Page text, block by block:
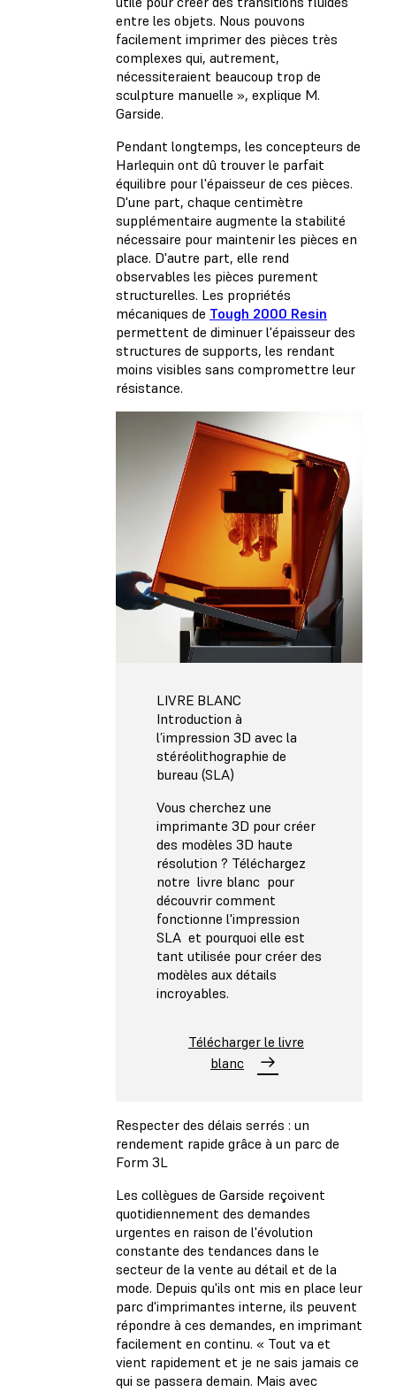
entre les objets. Nous pouvons
facilement imprimer des pièces très
complexes qui, autrement,
nécessiteraient beaucoup trop de
sculpture manuelle », explique M.
Garside.
Pendant longtemps, les concepteurs de
Harlequin ont dû trouver le parfait
équilibre pour l'épaisseur de ces pièces.
D'une part, chaque centimètre
supplémentaire augmente la stabilité
nécessaire pour maintenir les pièces en
place. D'autre part, elle rend
observables les pièces purement
structurelles. Les propriétés
mécaniques de Tough 2000 Resin
permettent de diminuer l'épaisseur des
structures de supports, les rendant
moins visibles sans compromettre leur
résistance.
LIVRE BLANC
Introduction à
l’impression 3D avec la
stéréolithographie de
bureau (SLA)
Vous cherchez une
imprimante 3D pour créer
des modèles 3D haute
résolution ? Téléchargez
notre livre blanc pour
découvrir comment
fonctionne l'impression
SLA et pourquoi elle est
tant utilisée pour créer des
modèles aux détails
incroyables.
Télécharger le livre
blanc
Respecter des délais serrés : un
rendement rapide grâce à un parc de
Form 3L
Les collègues de Garside reçoivent
quotidiennement des demandes
urgentes en raison de l'évolution
constante des tendances dans le
secteur de la vente au détail et de la
mode. Depuis qu'ils ont mis en place leur
parc d'imprimantes interne, ils peuvent
répondre à ces demandes, en imprimant
facilement en continu. « Tout va et
vient rapidement et je ne sais jamais ce
qui se passera demain. Mais avec